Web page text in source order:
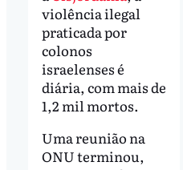
violência ilegal
praticada por
colonos
israelenses é
diária, com mais de
1,2 mil mortos.
Uma reunião na
ONU terminou,